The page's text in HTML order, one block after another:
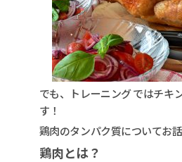
でも、トレーニング ではチキ
す！
鶏肉のタンパク質についてお
鶏肉とは？